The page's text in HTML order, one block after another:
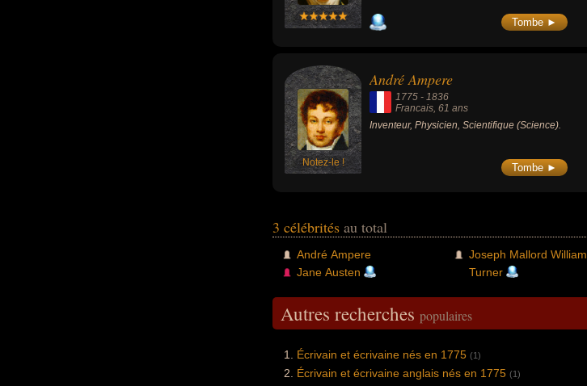
Tombe ►
Notez-le !
André Ampere
1775 - 1836
Francais, 61 ans
Inventeur, Physicien, Scientifique (Science).
Tombe ►
3 célébrités au total
André Ampere
Jane Austen
Joseph Mallord William
Turner
Autres recherches populaires
Écrivain et écrivaine nés en 1775 (1)
Écrivain et écrivaine anglais nés en 1775 (1)